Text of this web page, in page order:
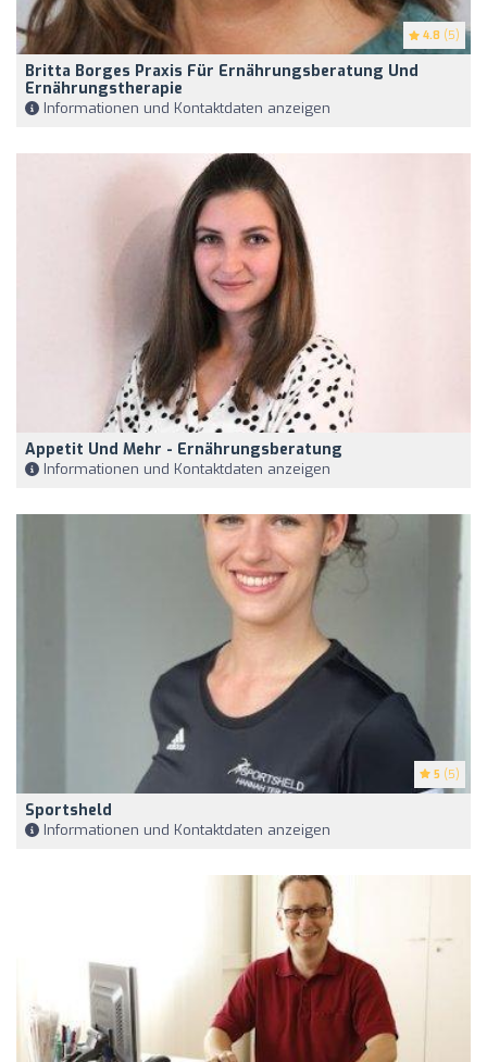
4.8 (5)
Britta Borges Praxis Für Ernährungsberatung Und
Ernährungstherapie
Informationen und Kontaktdaten anzeigen
Appetit Und Mehr - Ernährungsberatung
Informationen und Kontaktdaten anzeigen
5 (5)
Sportsheld
Informationen und Kontaktdaten anzeigen